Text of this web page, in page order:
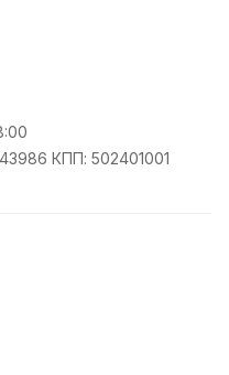
КПП: 502401001